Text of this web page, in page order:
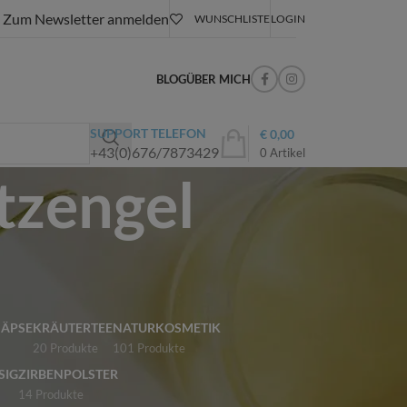
Zum Newsletter anmelden WUNSCHLISTELOGIN
BLOGÜBER MICH
SUPPORT TELEFON
+43(0)676/7873429 0 Artikel
€0,00
KRÄUTERTEE
20 Produkte
NATURKOSMETIK
101 Produkte
ZIRBENPOLSTER
14 Produkte